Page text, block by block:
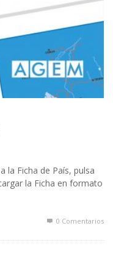
la Ficha de País, pulsa
la Ficha en formato
0 Comentarios